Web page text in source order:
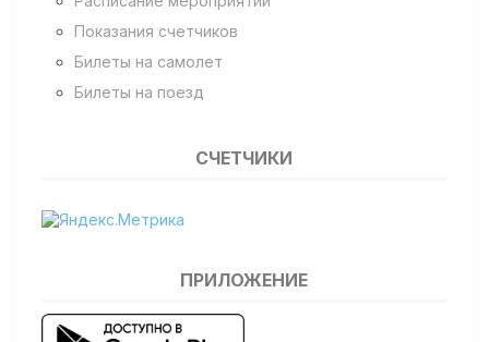
Показания счетчиков
Билеты на самолет
Билеты на поезд
СЧЕТЧИКИ
ПРИЛОЖЕНИЕ